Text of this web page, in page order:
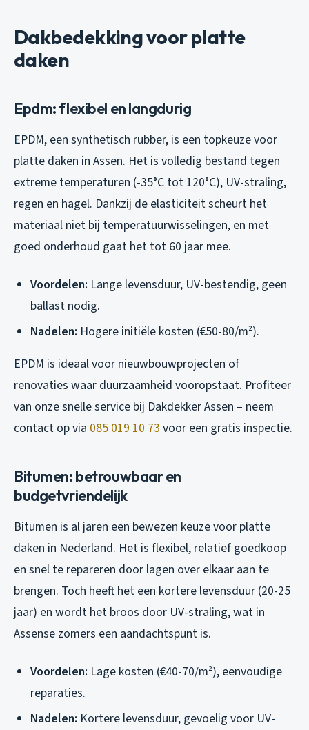
Dakbedekking voor platte
daken
Epdm: flexibel en langdurig
EPDM, een synthetisch rubber, is een topkeuze voor
platte daken in Assen. Het is volledig bestand tegen
extreme temperaturen (-35°C tot 120°C), UV-straling,
regen en hagel. Dankzij de elasticiteit scheurt het
materiaal niet bij temperatuurwisselingen, en met
goed onderhoud gaat het tot 60 jaar mee.
Voordelen: Lange levensduur, UV-bestendig, geen
ballast nodig.
Nadelen: Hogere initiële kosten (€50-80/m²).
EPDM is ideaal voor nieuwbouwprojecten of
renovaties waar duurzaamheid vooropstaat. Profiteer
van onze snelle service bij Dakdekker Assen – neem
contact op via 085 019 10 73 voor een gratis inspectie.
Bitumen: betrouwbaar en
budgetvriendelijk
Bitumen is al jaren een bewezen keuze voor platte
daken in Nederland. Het is flexibel, relatief goedkoop
en snel te repareren door lagen over elkaar aan te
brengen. Toch heeft het een kortere levensduur (20-25
jaar) en wordt het broos door UV-straling, wat in
Assense zomers een aandachtspunt is.
Voordelen: Lage kosten (€40-70/m²), eenvoudige
reparaties.
Nadelen: Kortere levensduur, gevoelig voor UV-